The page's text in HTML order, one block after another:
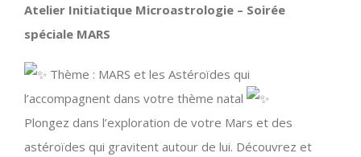
Atelier Initiatique Microastrologie – Soirée
spéciale MARS
Thème : MARS et les Astéroïdes qui
l’accompagnent dans votre thème natal
Plongez dans l’exploration de votre Mars et des
astéroïdes qui gravitent autour de lui. Découvrez et